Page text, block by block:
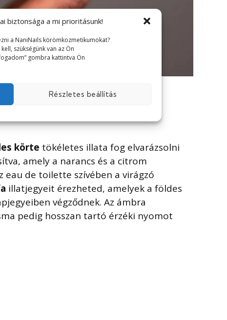
biztonsága a mi prioritásunk!
a NaniNails körömkozmetikumokat?
szükségünk van az Ön
gombra kattintva Ön
Részletes beállítás
körte tökéletes illata fog elvarázsolni
amely a narancs és a citrom
eau de toilette szívében a virágzó
illatjegyeit érezheted, amelyek a földes
végződnek. Az ámbra
pedig hosszan tartó érzéki nyomot